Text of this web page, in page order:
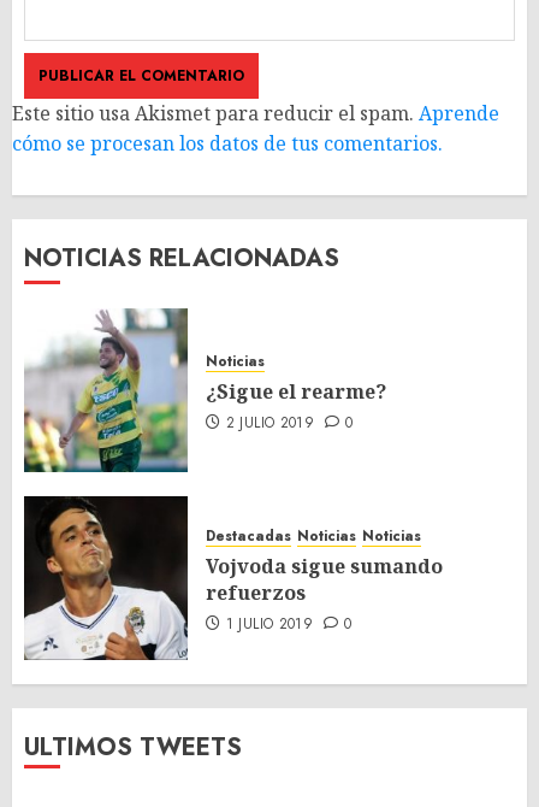
Este sitio usa Akismet para reducir el spam. Aprende
cómo se procesan los datos de tus comentarios.
NOTICIAS RELACIONADAS
Noticias
¿Sigue el rearme?
2 JULIO 2019 0
Destacadas Noticias Noticias
Vojvoda sigue sumando
refuerzos
1 JULIO 2019 0
ULTIMOS TWEETS